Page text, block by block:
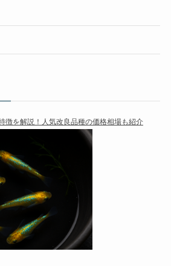
徴を解説！人気改良品種の価格相場も紹介